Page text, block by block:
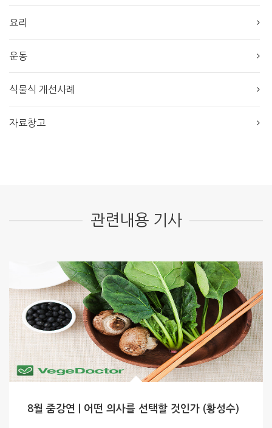
요리
운동
식물식 개선사례
자료창고
관련내용 기사
8월 줌강연 | 어떤 의사를 선택할 것인가 (황성수)